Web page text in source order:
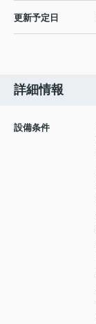
更新予定日
詳細情報
設備条件